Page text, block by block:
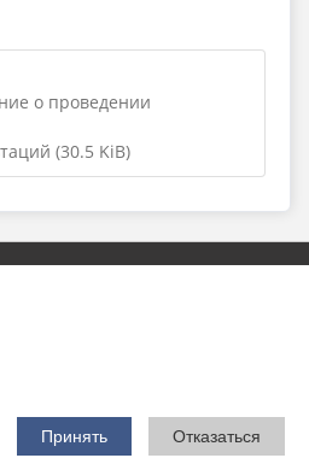
Принять Отказаться
о проведении
(30.5 KiB)
данных